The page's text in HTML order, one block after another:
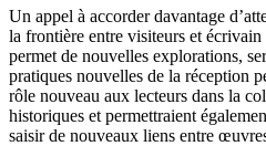
Un appel à accorder davantage
la frontière entre visiteurs et
permet de nouvelles explorations,
pratiques nouvelles de la réception
rôle nouveau aux lecteurs dans la
historiques et permettraient
saisir de nouveaux liens entre